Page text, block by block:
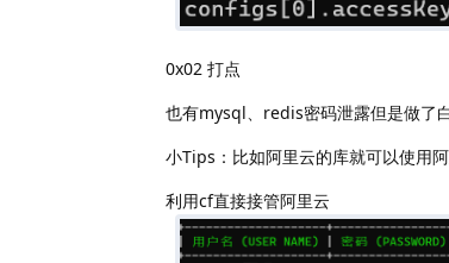
0x02 打点
也有mysql、redis密码泄露但是做了
小Tips：比如阿里云的库就可以使用
利用cf直接接管阿里云